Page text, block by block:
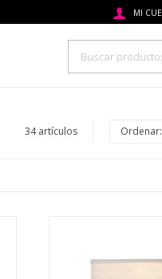
34 artículos